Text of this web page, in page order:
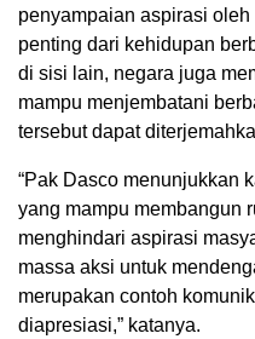
penyampaian aspirasi
penting dari kehidupan
di sisi lain, negara juga
mampu menjembatani
tersebut dapat
“Pak Dasco menunjukkan
yang mampu membangun
menghindari aspirasi
massa aksi untuk
merupakan contoh
diapresiasi,” katanya.